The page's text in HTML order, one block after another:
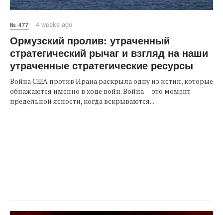
№ 477 4 weeks ago
Ормузский пролив: утраченный
стратегический рычаг и взгляд на наши
утраченные стратегические ресурсы
Война США против Ирана раскрыла одну из истин, которые
обнажаются именно в ходе войн. Война — это момент
предельной ясности, когда вскрываются...